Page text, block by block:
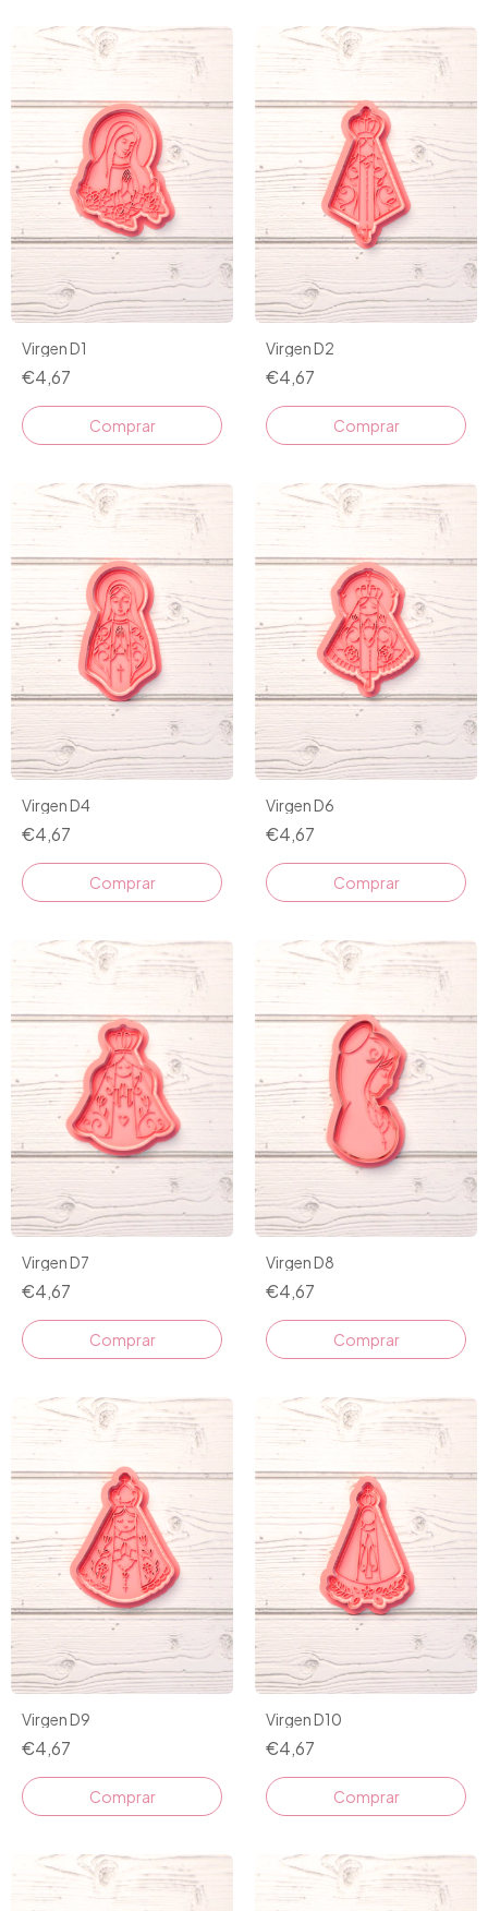
Virgen D1
€4,67
Comprar
Virgen D2
€4,67
Comprar
Virgen D4
€4,67
Comprar
Virgen D6
€4,67
Comprar
Virgen D7
€4,67
Comprar
Virgen D8
€4,67
Comprar
Virgen D9
€4,67
Comprar
Virgen D10
€4,67
Comprar